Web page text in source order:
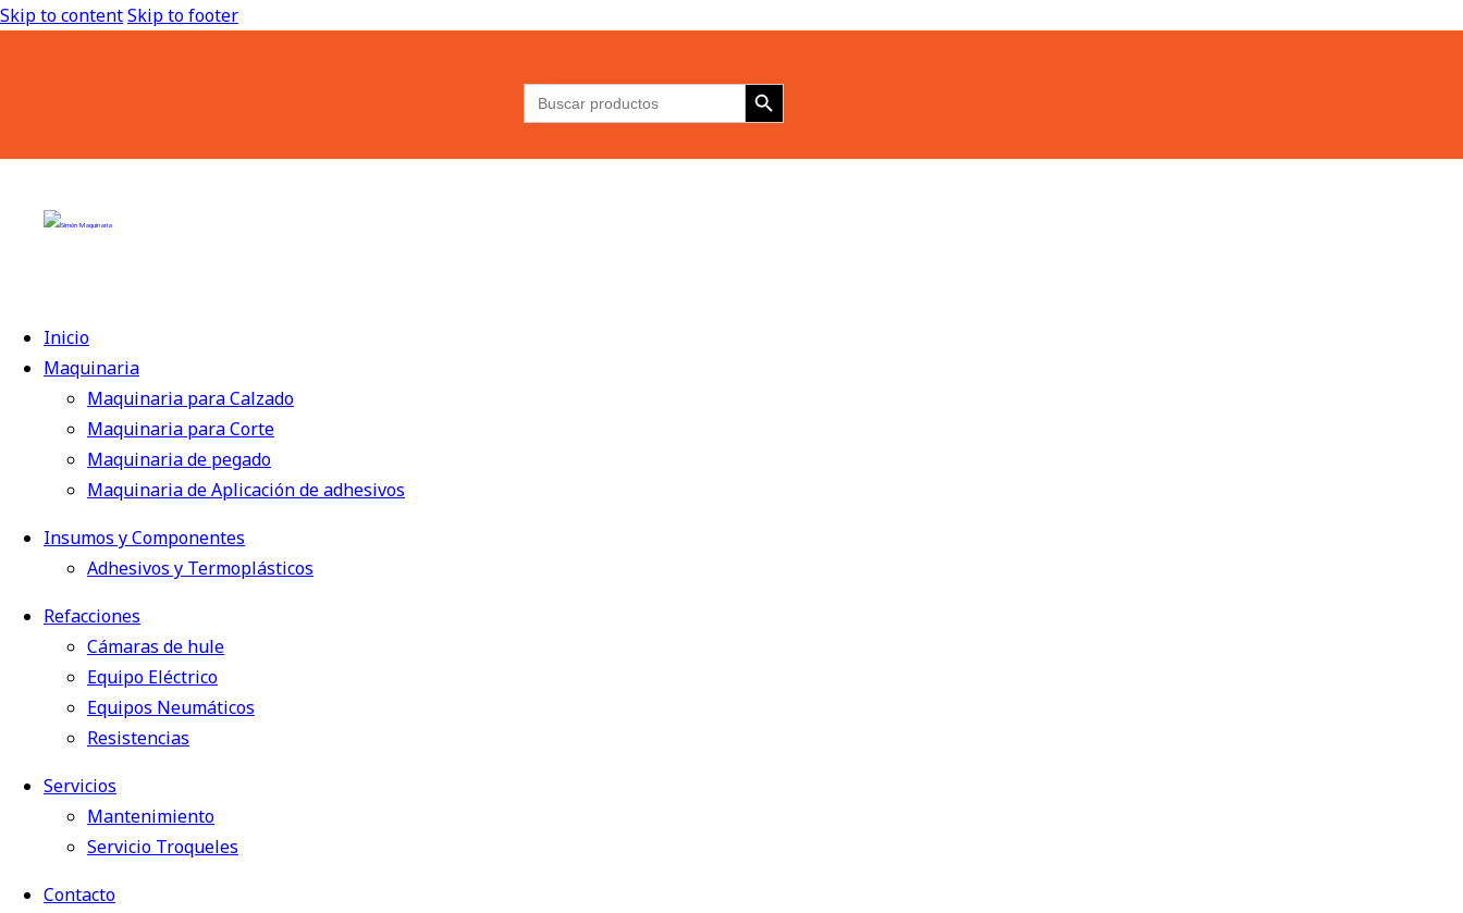
Skip to contentSkip to footer
Buscar: Botón de búsqueda
Inicio
Maquinaria
Maquinaria para Calzado
Maquinaria para Corte
Maquinaria de pegado
Maquinaria de Aplicación de adhesivos
Insumos y Componentes
Adhesivos y Termoplásticos
Refacciones
Cámaras de hule
Equipo Eléctrico
Equipos Neumáticos
Resistencias
Servicios
Mantenimiento
Servicio Troqueles
Contacto